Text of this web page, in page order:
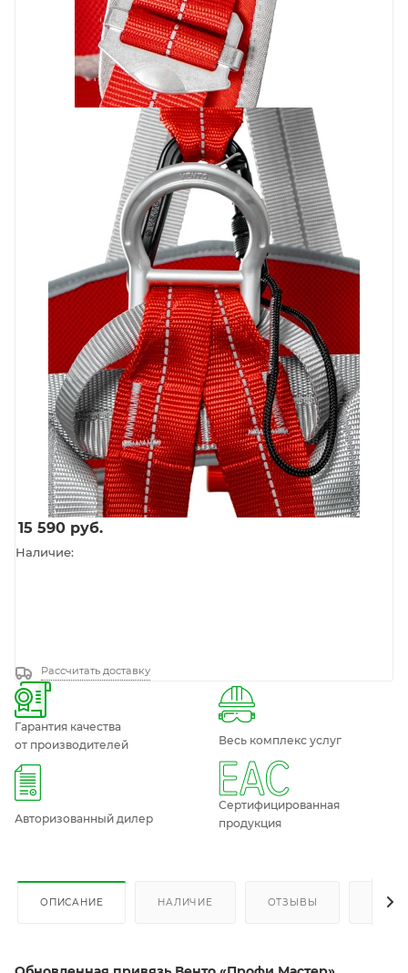
15 590 руб.
Наличие:
Рассчитать доставку
Гарантия качества
от производителей
Весь комплекс услуг
Авторизованный дилер
Сертифицированная
продукция
ОПИСАНИЕ НАЛИЧИЕ ОТЗЫВЫ КАК